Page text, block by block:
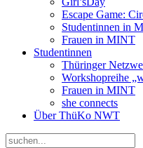
Escape Game:
Studentinnen in
Frauen in MINT
Studentinnen
Thüringer
Workshopreihe
Frauen in MINT
she connects
Über ThüKo NWT